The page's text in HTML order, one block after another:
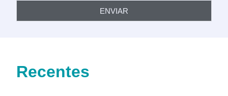
ENVIAR
Recentes